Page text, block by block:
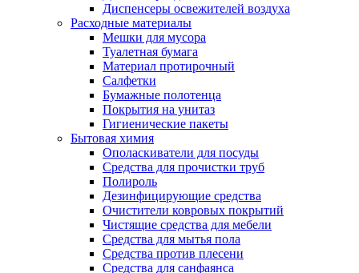
Диспенсеры освежителей воздуха
Расходные материалы
Мешки для мусора
Туалетная бумага
Материал протирочный
Салфетки
Бумажные полотенца
Покрытия на унитаз
Гигиенические пакеты
Бытовая химия
Ополаскиватели для посуды
Средства для прочистки труб
Полироль
Дезинфицирующие средства
Очистители ковровых покрытий
Чистящие средства для мебели
Средства для мытья пола
Средства против плесени
Средства для санфаянса